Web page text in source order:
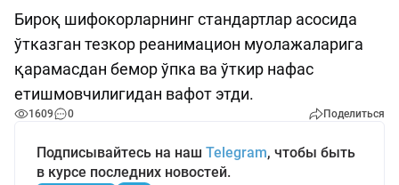
Бироқ шифокорларнинг стандартлар асосида
ўтказган тезкор реанимацион муолажаларига
қарамасдан бемор ўпка ва ўткир нафас
етишмовчилигидан вафот этди.
1609 0 Поделиться
Подписывайтесь на наш Telegram, чтобы быть
в курсе последних новостей.